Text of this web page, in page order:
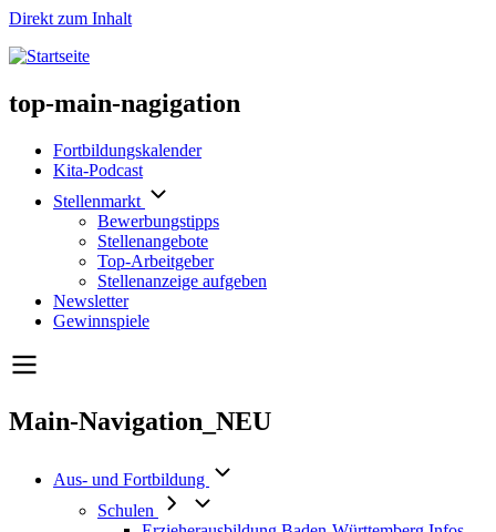
Direkt zum Inhalt
top-main-nagigation
Fortbildungskalender
Kita-Podcast
Stellenmarkt
Bewerbungstipps
Stellenangebote
Top-Arbeitgeber
Stellenanzeige aufgeben
Newsletter
Gewinnspiele
Main-Navigation_NEU
Aus- und Fortbildung
Schulen